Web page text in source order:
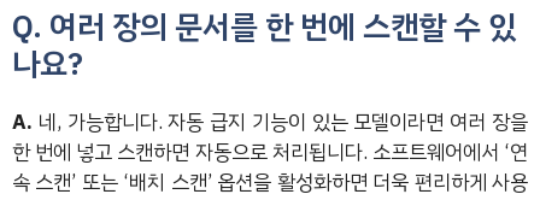
Q. 여러 장의 문서를 한 번에 스캔할 수 있
나요?
A. 네, 가능합니다. 자동 급지 기능이 있는 모델이라면 여러 장을
한 번에 넣고 스캔하면 자동으로 처리됩니다. 소프트웨어에서 ‘연
속 스캔’ 또는 ‘배치 스캔’ 옵션을 활성화하면 더욱 편리하게 사용